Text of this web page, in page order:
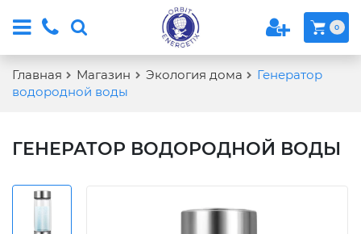
0
Главная Магазин Экология дома
Генератор
водородной воды
ГЕНЕРАТОР ВОДОРОДНОЙ ВОДЫ